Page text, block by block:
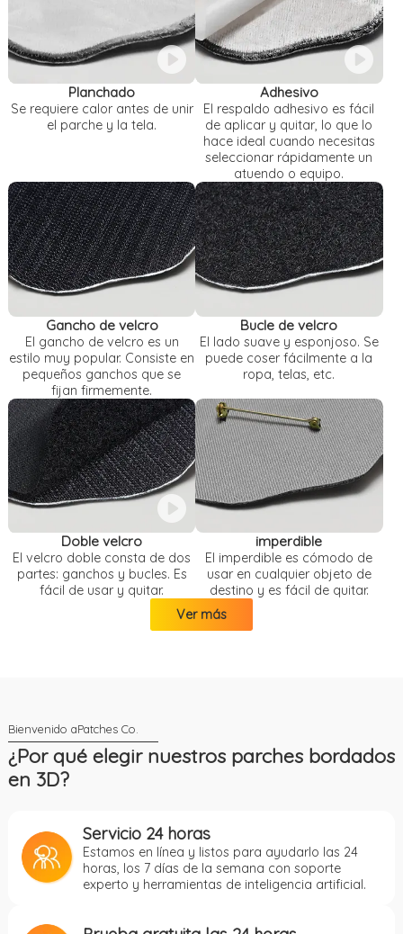
Planchado
Se requiere calor antes de unir
el parche y la tela.
Adhesivo
El respaldo adhesivo es fácil
de aplicar y quitar, lo que lo
hace ideal cuando necesitas
seleccionar rápidamente un
atuendo o equipo.
Gancho de velcro
El gancho de velcro es un
estilo muy popular. Consiste en
pequeños ganchos que se
fijan firmemente.
Bucle de velcro
El lado suave y esponjoso. Se
puede coser fácilmente a la
ropa, telas, etc.
Doble velcro
El velcro doble consta de dos
partes: ganchos y bucles. Es
fácil de usar y quitar.
imperdible
El imperdible es cómodo de
usar en cualquier objeto de
destino y es fácil de quitar.
Ver más
¿Por qué elegir nuestros parches bordados
en 3D?
Servicio 24 horas
Estamos en línea y listos para ayudarlo las 24
horas, los 7 días de la semana con soporte
experto y herramientas de inteligencia artificial.